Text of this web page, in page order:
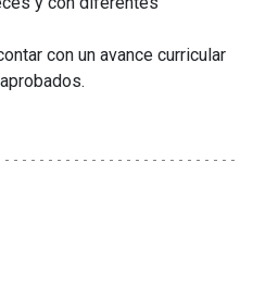
con un avance curricular